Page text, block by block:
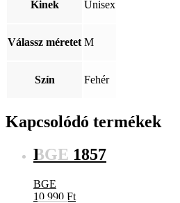
Kinek Unisex
Válassz méretet M
Szín Fehér
Kapcsolódó termékek
BGE 1857
BGE
10 990 Ft